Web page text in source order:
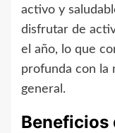
activo y
disfrutar de
el año, lo que
profunda con la
general.
Beneficios